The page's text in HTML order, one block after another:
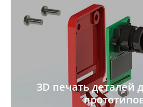
3D печать деталей